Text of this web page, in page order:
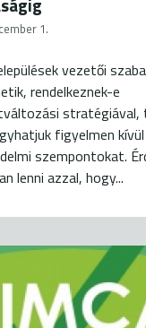
1.
vezetői
rendelkeznek-e
stratégiával,
figyelmen
szempontokat.
lenni azzal, hogy...